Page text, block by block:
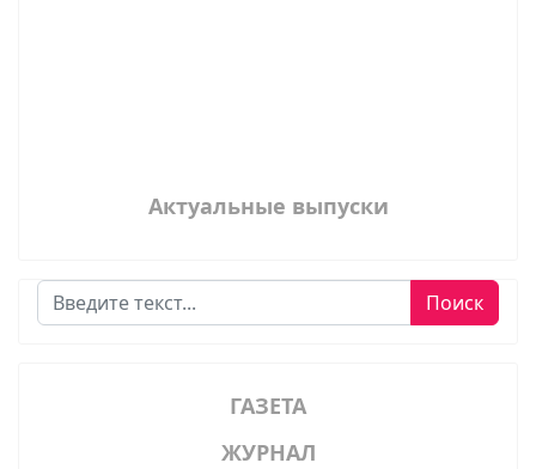
Актуальные выпуски
Поиск Поиск
ГАЗЕТА
ЖУРНАЛ